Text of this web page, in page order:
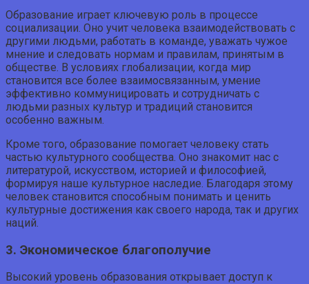
Образование играет ключевую роль в процессе
социализации. Оно учит человека взаимодействовать с
другими людьми, работать в команде, уважать чужое
мнение и следовать нормам и правилам, принятым в
обществе. В условиях глобализации, когда мир
становится все более взаимосвязанным, умение
эффективно коммуницировать и сотрудничать с
людьми разных культур и традиций становится
особенно важным.
Кроме того, образование помогает человеку стать
частью культурного сообщества. Оно знакомит нас с
литературой, искусством, историей и философией,
формируя наше культурное наследие. Благодаря этому
человек становится способным понимать и ценить
культурные достижения как своего народа, так и других
наций.
3. Экономическое благополучие
Высокий уровень образования открывает доступ к